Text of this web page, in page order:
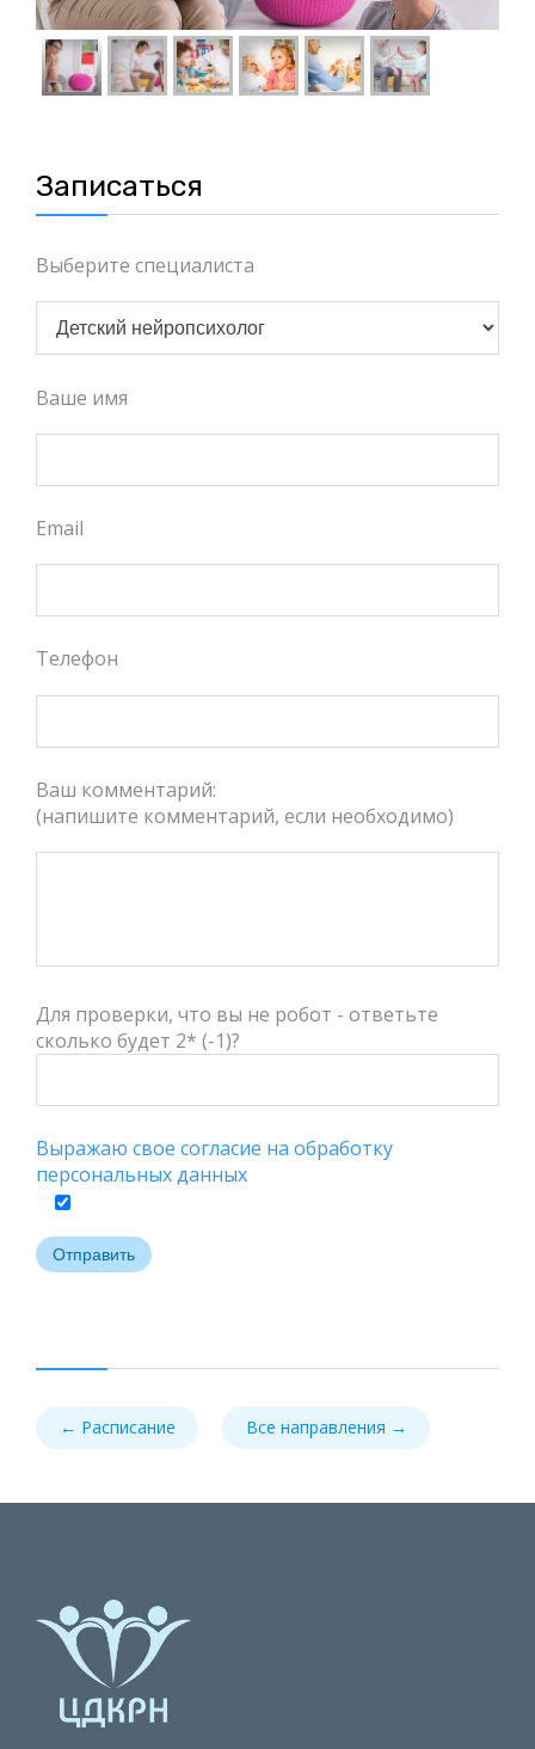
Записаться
Выберите специалиста
Ваше имя
Email
Телефон
Ваш комментарий:
(напишите комментарий, если необходимо)
Для проверки, что вы не робот - ответьте
сколько будет 2* (-1)?
Выражаю свое согласие на обработку
персональных данных
← Расписание Все направления →